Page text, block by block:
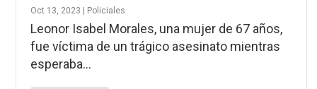
Oct 13, 2023 Policiales
Leonor Isabel Morales, una mujer de 67 años,
fue víctima de un trágico asesinato mientras
esperaba...